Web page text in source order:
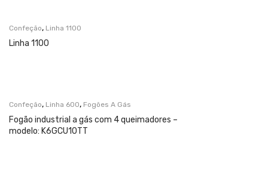
Confeção, Linha 1100
Linha 1100
Confeção, Linha 600, Fogões A Gás
Fogão industrial a gás com 4 queimadores –
modelo: K6GCU10TT